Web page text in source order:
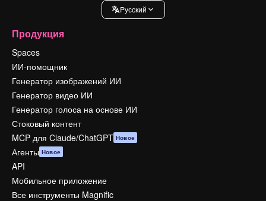
Pусский
Продукция
Spaces
ИИ-помощник
Генератор изображений ИИ
Генератор видео ИИ
Генератор голоса на основе ИИ
Стоковый контент
MCP для Claude/ChatGPT Новое
Агенты Новое
API
Мобильное приложение
Все инструменты Magnific